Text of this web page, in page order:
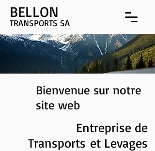
BELLON
TRANSPORTS SA
Entreprise de
Transports et Levages
Bienvenue sur notre
site web